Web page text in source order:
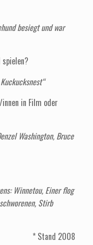
besiegt und war
in Film oder
Washington, Bruce
Winnetou, Einer flog
Stirb
* Stand 2008